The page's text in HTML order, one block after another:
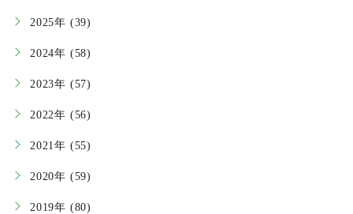
2025年 (39)
2024年 (58)
2023年 (57)
2022年 (56)
2021年 (55)
2020年 (59)
2019年 (80)